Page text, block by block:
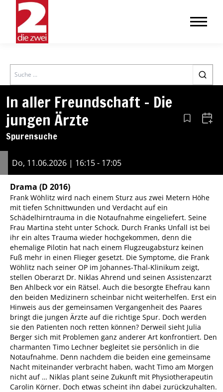
Search
In aller Freundschaft – Die
jungen Ärzte
Spurensuche
Aus den
Do, 11.06.2026 | 16:15 - 17:05
Drama (D 2016)
Frank Wöhlitz wird nach einem Sturz aus zwei Metern Höhe
mit tiefen Schnittwunden und Verdacht auf ein
Schädelhirntrauma in die Notaufnahme eingeliefert. Seine
Frau Martina steht unter Schock. Durch Franks Unfall ist bei
ihr ein altes Trauma wieder hochgekommen, denn die
ehemalige Pilotin hat nach einem Flugzeugabsturz keinen
Fuß mehr in einen Flieger gesetzt. Die Symptome, die Frank
Wöhlitz nach seiner OP im Johannes-Thal-Klinikum zeigt,
stellen Oberarzt Dr. Niklas Ahrend und seinen Assistenzarzt
Ben Ahlbeck vor ein Rätsel. Auch die besorgte Ehefrau kann
den beiden Medizinern scheinbar nicht weiterhelfen. Erst ein
Hinweis aus der gemeinsamen Vergangenheit des Paares
bringt die jungen Ärzte auf die richtige Spur. Doch werden
sie den Patienten noch retten können? Derweil sieht Julia
Berger sich mit Problemen ganz anderer Art konfrontiert. Den
charmanten Timo Lechner begleitet sie persönlich in die
Notaufnahme. Denn nachdem die beiden eine gemeinsame
Nacht miteinander verbracht haben, wacht Timo am Morgen
nicht auf … Niklas plant seine Zukunft mit Physiotherapeutin
Carolin Körner. Doch etwas scheint ihn dabei zurückzuhalten.